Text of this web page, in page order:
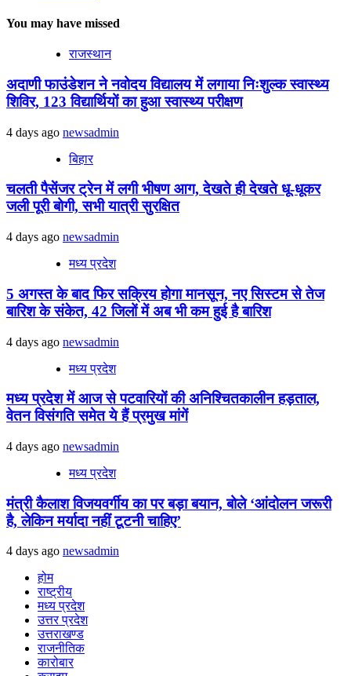
You may have missed
राजस्थान
अदाणी फाउंडेशन ने नवोदय विद्यालय में लगाया निःशुल्क स्वास्थ्य
शिविर, 123 विद्यार्थियों का हुआ स्वास्थ्य परीक्षण
4 days ago newsadmin
बिहार
चलती पैसेंजर ट्रेन में लगी भीषण आग, देखते ही देखते धू-धूकर
जली पूरी बोगी, सभी यात्री सुरक्षित
4 days ago newsadmin
मध्य प्रदेश
5 अगस्त के बाद फिर सक्रिय होगा मानसून, नए सिस्टम से तेज
बारिश के संकेत, 42 जिलों में अब भी कम हुई है बारिश
4 days ago newsadmin
मध्य प्रदेश
मध्य प्रदेश में आज से पटवारियों की अनिश्चितकालीन हड़ताल,
वेतन विसंगति समेत ये हैं प्रमुख मांगें
4 days ago newsadmin
मध्य प्रदेश
मंत्री कैलाश विजयवर्गीय का पर बड़ा बयान, बोले ‘आंदोलन जरूरी
है, लेकिन मर्यादा नहीं टूटनी चाहिए’
4 days ago newsadmin
होम
राष्ट्रीय
मध्य प्रदेश
उत्तर प्रदेश
उत्तराखण्ड
राजनीतिक
कारोबार